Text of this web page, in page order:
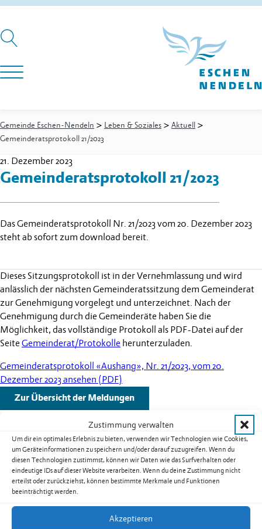
Zustimmung verwalten
Um dir ein optimales Erlebnis zu bieten, verwenden wir Technologien wie Cookies,
um Geräteinformationen zu speichern und/oder darauf zuzugreifen. Wenn du
diesen Technologien zustimmst, können wir Daten wie das Surfverhalten oder
eindeutige IDs auf dieser Website verarbeiten. Wenn du deine Zustimmung nicht
erteilst oder zurückziehst, können bestimmte Merkmale und Funktionen
beeinträchtigt werden.
Akzeptieren
Gemeinde Eschen-Nendeln > Leben & Soziales > Aktuell >
Gemeinderatsprotokoll 21/2023
21. Dezember 2023
Gemeinderatsprotokoll 21/2023
Das Gemeinderatsprotokoll Nr. 21/2023 vom 20. Dezember 2023
steht ab sofort zum download bereit.
Dieses Sitzungsprotokoll ist in der Vernehmlassung und wird
anlässlich der nächsten Gemeinderatssitzung dem Gemeinderat
zur Genehmigung vorgelegt und unterzeichnet. Nach der
Genehmigung durch die Gemeinderäte haben Sie die
Möglichkeit, das vollständige Protokoll als PDF-Datei auf der
SeiteGemeinderat/Protokolle herunterzuladen.
Gemeinderatsprotokoll «Aushang», Nr. 21/2023, vom 20.
Dezember 2023 ansehen (PDF)
Zur Übersicht der Meldungen
Weitere Schlagzeilen
Warnung vor sehr grosser Flur- und
Waldbrandgefahr – Erlass eines absoluten
Feuerverbotes im Freien in Liechtenstein